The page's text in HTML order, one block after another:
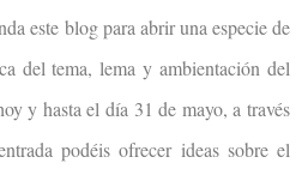
este blog para abrir una especie de
del tema, lema y ambientación del
y hasta el día 31 de mayo, a través
podéis ofrecer ideas sobre el